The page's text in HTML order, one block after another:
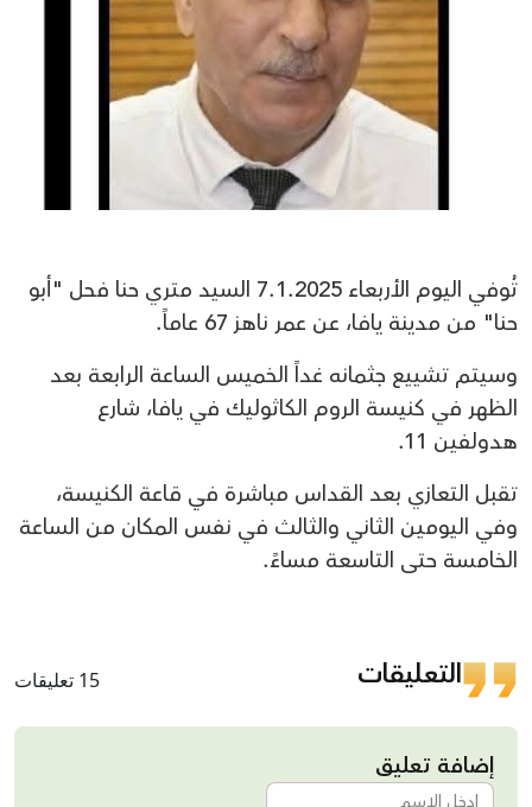
تُوفي اليوم الأربعاء 7.1.2025 السيد متري حنا فحل "أبو
حنا" من مدينة يافا، عن عمر ناهز 67 عاماً.
وسيتم تشييع جثمانه غداً الخميس الساعة الرابعة بعد
الظهر في كنيسة الروم الكاثوليك في يافا، شارع
هدولفين 11.
تقبل التعازي بعد القداس مباشرة في قاعة الكنيسة،
وفي اليومين الثاني والثالث في نفس المكان من الساعة
الخامسة حتى التاسعة مساءً.
التعليقات 15 تعليقات
إضافة تعليق